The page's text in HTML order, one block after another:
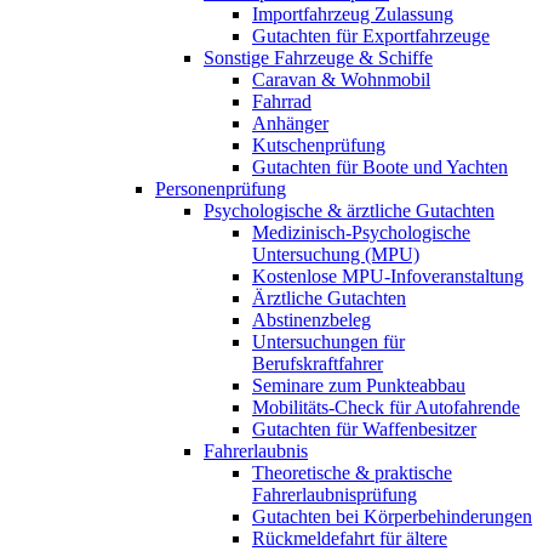
Importfahrzeug Zulassung
Gutachten für Exportfahrzeuge
Sonstige Fahrzeuge & Schiffe
Caravan & Wohnmobil
Fahrrad
Anhänger
Kutschenprüfung
Gutachten für Boote und Yachten
Personenprüfung
Psychologische & ärztliche Gutachten
Medizinisch-Psychologische
Untersuchung (MPU)
Kostenlose MPU-Infoveranstaltung
Ärztliche Gutachten
Abstinenzbeleg
Untersuchungen für
Berufskraftfahrer
Seminare zum Punkteabbau
Mobilitäts-Check für Autofahrende
Gutachten für Waffenbesitzer
Fahrerlaubnis
Theoretische & praktische
Fahrerlaubnisprüfung
Gutachten bei Körperbehinderungen
Rückmeldefahrt für ältere